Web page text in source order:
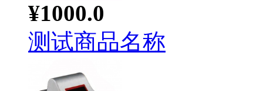
¥1000.0
测试商品名称